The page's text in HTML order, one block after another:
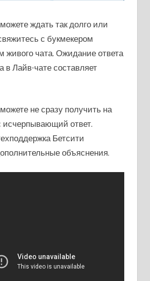
ждать так долго или
с букмекером
живого чата. Ожидание ответа
в Лайв-чате составляет
не сразу получить на
исчерпывающий ответ.
Бетсити
объяснения.